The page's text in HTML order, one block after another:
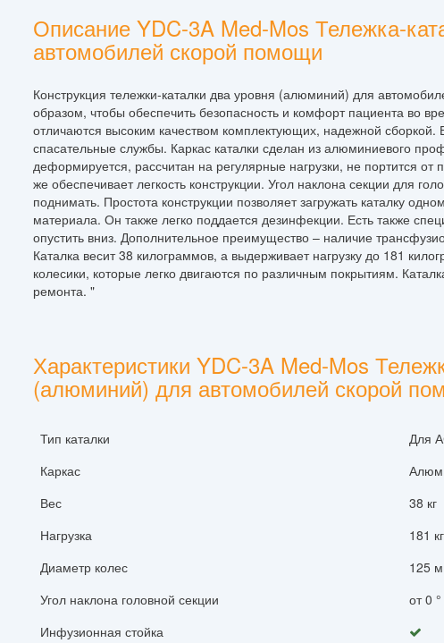
Описание YDC-3A Med-Mos Тележка-
автомобилей скорой помощи
Конструкция тележки-каталки два уровня (алюминий) для
образом, чтобы обеспечить безопасность и комфорт пациента во
отличаются высоким качеством комплектующих, надежной
спасательные службы. Каркас каталки сделан из алюминиевого
деформируется, рассчитан на регулярные нагрузки, не портится
же обеспечивает легкость конструкции. Угол наклона секции для
поднимать. Простота конструкции позволяет загружать каталку
материала. Он также легко поддается дезинфекции. Есть также
опустить вниз. Дополнительное преимущество – наличие
Каталка весит 38 килограммов, а выдерживает нагрузку до 181
колесики, которые легко двигаются по различным покрытиям.
ремонта. "
Характеристики YDC-3A Med-Mos
(алюминий) для автомобилей скорой
Тип каталки
Для
Каркас
Вес
38 кг
Нагрузка
181 кг
Диаметр колес
125
Угол наклона головной секции
от 0
Инфузионная стойка